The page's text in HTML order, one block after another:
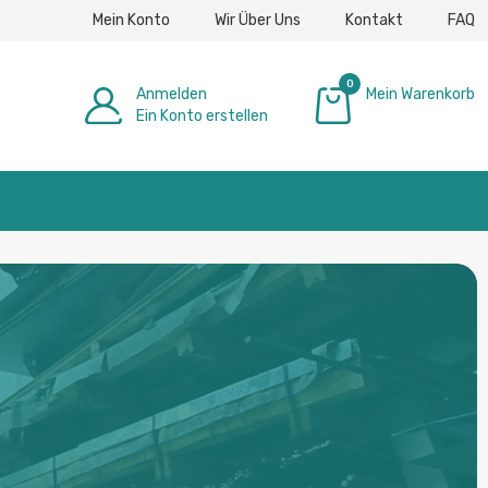
Mein Konto Wir Über Uns Kontakt FAQ
Anmelden
Ein Konto erstellen
0
Mein Warenkorb